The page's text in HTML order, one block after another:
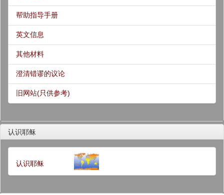
帮助指导手册
英文信息
其他材料
澄清错谬的议论
旧网站(只供参考)
认识耶稣
认识耶稣